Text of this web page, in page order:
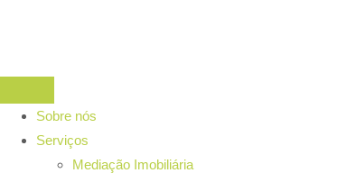
Sobre nós
Serviços
Mediação Imobiliária